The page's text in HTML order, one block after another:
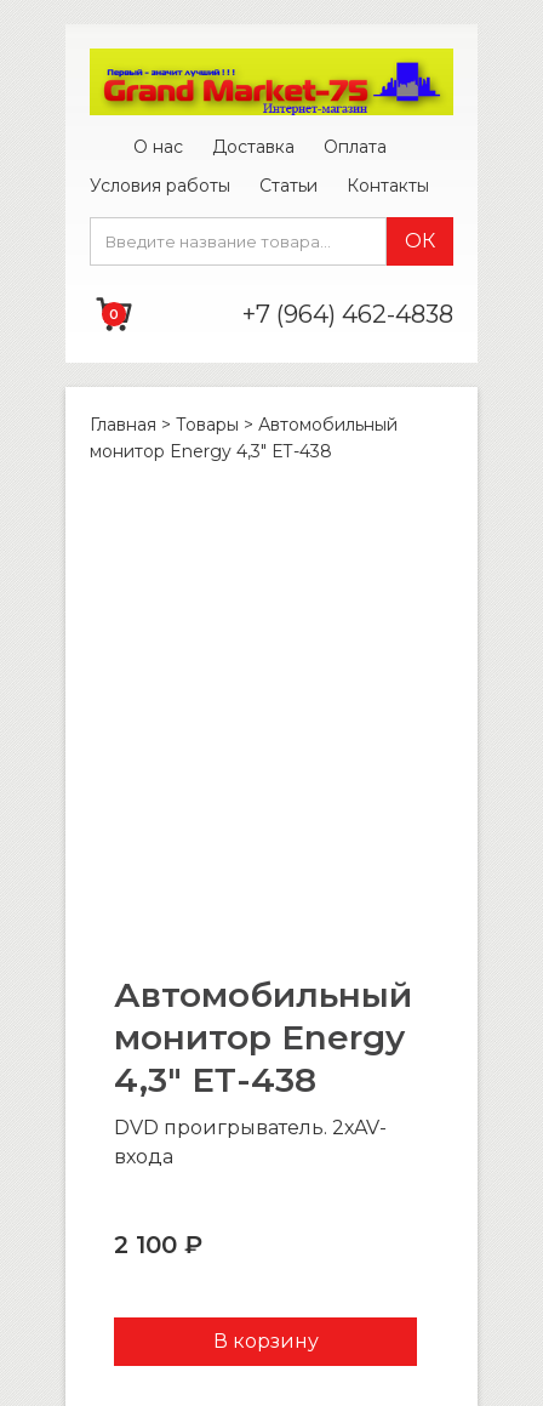
О нас Доставка
Оплата
Условия работы
Статьи Контакты
0 +7 (964) 462-4838
Главная > Товары > Автомобильный
монитор Energy 4,3″ ЕТ-438
Автомобильный
монитор Energy
4,3″ ЕТ-438
DVD проигрыватель. 2хAV-
входа
2 100 ₽